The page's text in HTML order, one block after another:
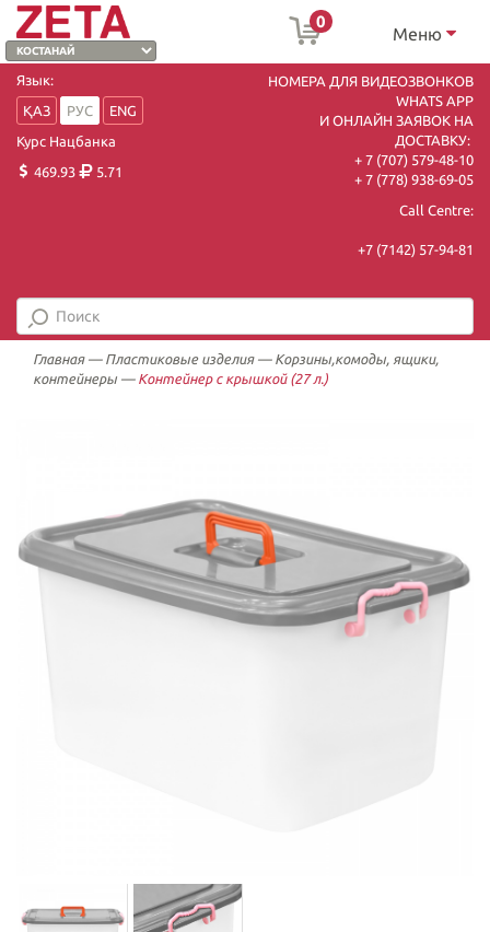
0
Меню
Язык:
ҚАЗ
РУС
ENG
Курс Нацбанка
469.93
5.71
НОМЕРА ДЛЯ ВИДЕОЗВОНКОВ
WHATS APP
И ОНЛАЙН ЗАЯВОК НА
ДОСТАВКУ:
+ 7 (707) 579-48-10
+ 7 (778) 938-69-05
Call Centre:
+7 (7142) 57-94-81
Главная— Пластиковые изделия— Корзины,комоды, ящики,
контейнеры — Контейнер с крышкой (27 л.)